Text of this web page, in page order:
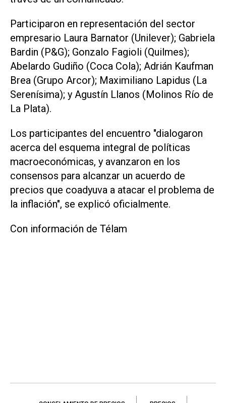
Participaron en representación del sector
empresario Laura Barnator (Unilever); Gabriela
Bardin (P&G); Gonzalo Fagioli (Quilmes);
Abelardo Gudiño (Coca Cola); Adrián Kaufman
Brea (Grupo Arcor); Maximiliano Lapidus (La
Serenísima); y Agustín Llanos (Molinos Río de
La Plata).
Los participantes del encuentro "dialogaron
acerca del esquema integral de políticas
macroeconómicas, y avanzaron en los
consensos para alcanzar un acuerdo de
precios que coadyuva a atacar el problema de
la inflación", se explicó oficialmente.
Con información de Télam